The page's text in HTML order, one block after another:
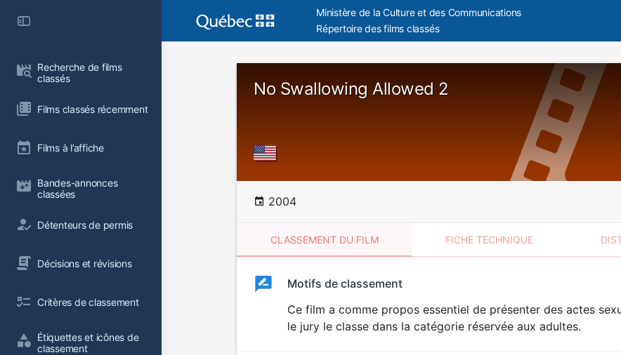
Recherche de films
classés
Films classés récemment
Films à l’affiche
Bandes-annonces
classées
Détenteurs de permis
Décisions et révisions
Critères de classement
Étiquettes et icônes de
classement
Ministère de la Culture et des Communications
Répertoire des films classés
No Swallowing Allowed 2
2004
CLASSEMENT DU FILM FICHE TECHNIQUE
ClassementClassement
SEXUALITÉ
EXPLICITE
Motifs de classement
Ce film a comme propos essentiel de présenter des actes
le jury le classe dans la catégorie réservée aux adultes.